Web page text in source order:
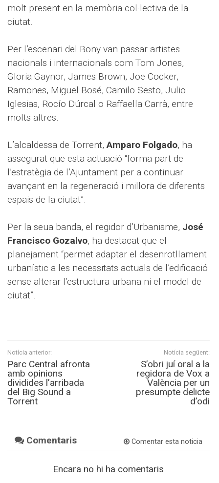
molt present en la memòria col·lectiva de la
ciutat.
Per l’escenari del Bony van passar artistes
nacionals i internacionals com Tom Jones,
Gloria Gaynor, James Brown, Joe Cocker,
Ramones, Miguel Bosé, Camilo Sesto, Julio
Iglesias, Rocío Dúrcal o Raffaella Carrà, entre
molts altres.
L’alcaldessa de Torrent,Amparo Folgado, ha
assegurat que esta actuació “forma part de
l’estratègia de l’Ajuntament per a continuar
avançant en la regeneració i millora de diferents
espais de la ciutat”.
Per la seua banda, el regidor d’Urbanisme, José
Francisco Gozalvo, ha destacat que el
planejament “permet adaptar el desenrotllament
urbanístic a les necessitats actuals de l’edificació
sense alterar l’estructura urbana ni el model de
ciutat”.
Notícia anterior:
Parc Central afronta
amb opinions
dividides l’arribada
del Big Sound a
Torrent
Notícia següent:
S’obri juí oral a la
regidora de Vox a
València per un
presumpte delicte
d’odi
Comentaris Comentar esta noticia
Encara no hi ha comentaris